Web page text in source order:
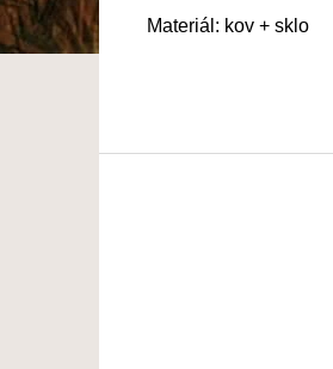
Materiál: kov + sklo